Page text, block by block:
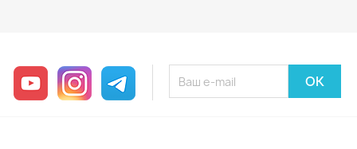
YouTube InstagramTelegram